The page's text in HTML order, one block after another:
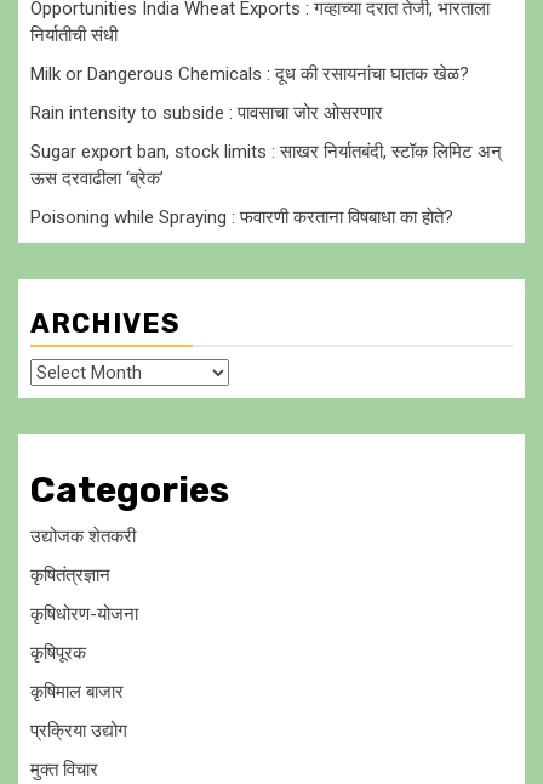
Opportunities India Wheat Exports : गव्हाच्या दरात तेजी, भारताला
निर्यातीची संधी
Milk or Dangerous Chemicals : दूध की रसायनांचा घातक खेळ?
Rain intensity to subside : पावसाचा जोर ओसरणार
Sugar export ban, stock limits : साखर निर्यातबंदी, स्टॉक लिमिट अन्
ऊस दरवाढीला ‘ब्रेक’
Poisoning while Spraying : फवारणी करताना विषबाधा का हाेते?
ARCHIVES
Archives
Categories
उद्योजक शेतकरी
कृषितंत्रज्ञान
कृषिधोरण-योजना
कृषिपूरक
कृषिमाल बाजार
प्रक्रिया उद्योग
मुक्त विचार